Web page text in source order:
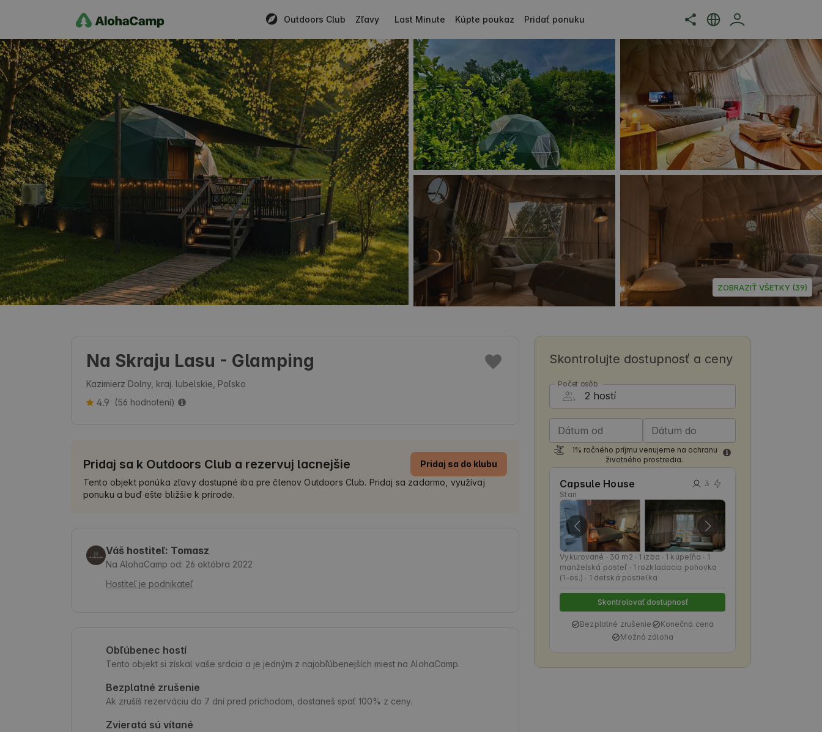
Outdoors Club Zľavy Last Minute Kúpte poukaz Pridať ponuku
ZOBRAZIŤ VŠETKY (39)
Na Skraju Lasu - Glamping
Kazimierz Dolny, kraj. lubelskie, Poľsko
4.9 (56 hodnotení)
Pridaj sa k Outdoors Club a rezervuj lacnejšie
Pridaj sa do klubu
Tento objekt ponúka zľavy dostupné iba pre členov Outdoors Club. Pridaj sa zadarmo, využívaj
ponuku a buď ešte bližšie k prírode.
Váš hostiteľ: Tomasz
Na AlohaCamp od: 26 októbra 2022
Hostiteľ je podnikateľ
Obľúbenec hostí
Tento objekt si získal vaše srdcia a je jedným z najobľúbenejších miest na AlohaCamp.
Bezplatné zrušenie
Ak zrušíš rezerváciu do 7 dní pred príchodom, dostaneš späť 100% z ceny.
Zvieratá sú vítané
Skontrolujte dostupnosť a ceny
Počet osôb
Dátum od Dátum do
1% ročného príjmu venujeme na ochranu
životného prostredia.
Capsule House
Stan
3
Vykurované ∙ 30 m2 ∙ 1 izba ∙ 1 kúpeľňa ∙ 1
manželská posteľ ∙ 1 rozkladacia pohovka
(1-os.) ∙ 1 detská postieľka
Skontrolovať dostupnosť
Bezplatné zrušenie
Konečná cena
Možná záloha